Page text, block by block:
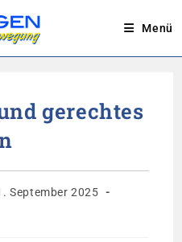
Menü
gerechtes
September 2025